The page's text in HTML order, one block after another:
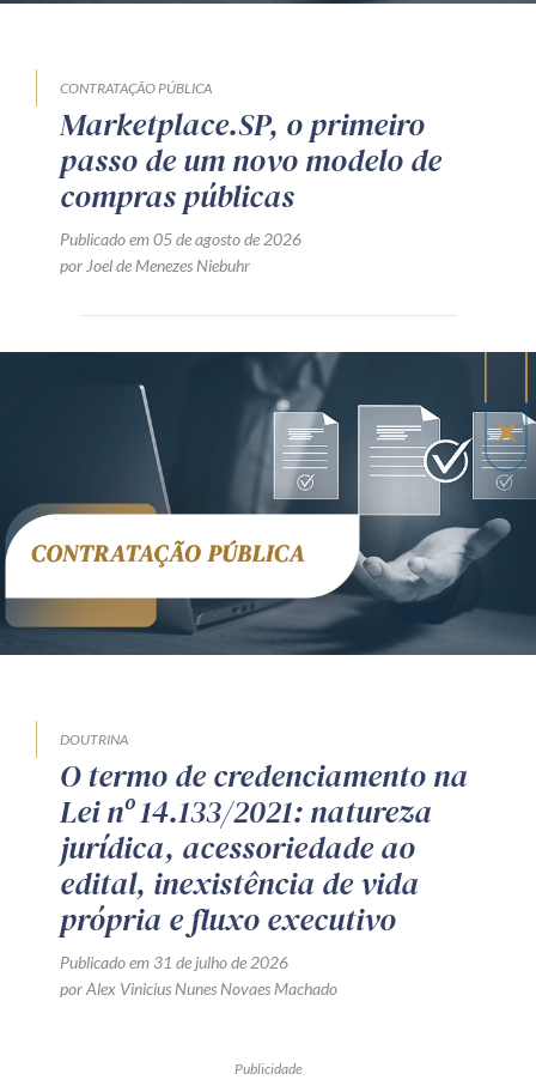
CONTRATAÇÃO PÚBLICA
Marketplace.SP, o primeiro
passo de um novo modelo de
compras públicas
Publicado em 05 de agosto de 2026
por Joel de Menezes Niebuhr
DOUTRINA
O termo de credenciamento na
Lei nº 14.133/2021: natureza
jurídica, acessoriedade ao
edital, inexistência de vida
própria e fluxo executivo
Publicado em 31 de julho de 2026
por Alex Vinicius Nunes Novaes Machado
Publicidade